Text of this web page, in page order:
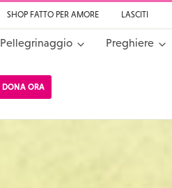
SHOP FATTO PER AMORE LASCITI
Pellegrinaggio Preghiere
DONA ORA